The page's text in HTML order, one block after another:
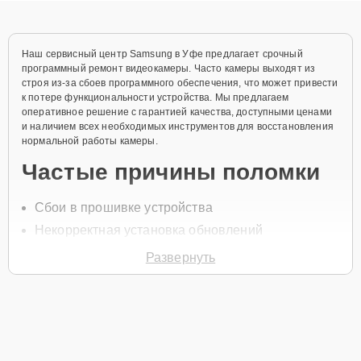
Наш сервисный центр Samsung в Уфе предлагает срочный
программный ремонт видеокамеры. Часто камеры выходят из
строя из-за сбоев программного обеспечения, что может привести
к потере функциональности устройства. Мы предлагаем
оперативное решение с гарантией качества, доступными ценами
и наличием всех необходимых инструментов для восстановления
нормальной работы камеры.
Частые причины поломки
Сбои в прошивке устройства
Некорректная установка обновлений
Конфликт программного обеспечения
Попадание вирусов в систему
Развернуть